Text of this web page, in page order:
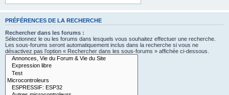
PRÉFÉRENCES DE LA RECHERCHE
Rechercher dans les forums :
Sélectionnez le ou les forums dans lesquels vous souhaitez effectuer une recherche.
Les sous-forums seront automatiquement inclus dans la recherche si vous ne
désactivez pas l’option « Rechercher dans les sous-forums » affichée ci-dessous.